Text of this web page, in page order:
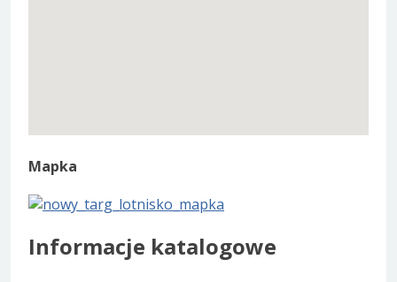
Mapka
Informacje katalogowe